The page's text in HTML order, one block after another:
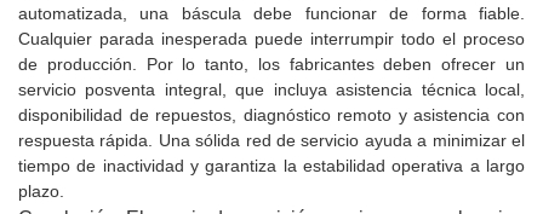
automatizada, una báscula debe funcionar de forma fiable.
Cualquier parada inesperada puede interrumpir todo el proceso
de producción. Por lo tanto, los fabricantes deben ofrecer un
servicio posventa integral, que incluya asistencia técnica local,
disponibilidad de repuestos, diagnóstico remoto y asistencia con
respuesta rápida. Una sólida red de servicio ayuda a minimizar el
tiempo de inactividad y garantiza la estabilidad operativa a largo
plazo.